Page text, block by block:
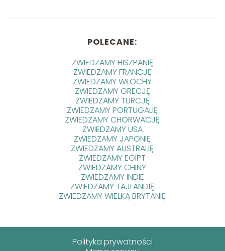
POLECANE:
ZWIEDZAMY HISZPANIĘ
ZWIEDZAMY FRANCJĘ
ZWIEDZAMY WŁOCHY
ZWIEDZAMY GRECJĘ
ZWIEDZAMY TURCJĘ
ZWIEDZAMY PORTUGALIĘ
ZWIEDZAMY CHORWACJĘ
ZWIEDZAMY USA
ZWIEDZAMY JAPONIĘ
ZWIEDZAMY AUSTRALIĘ
ZWIEDZAMY EGIPT
ZWIEDZAMY CHINY
ZWIEDZAMY INDIE
ZWIEDZAMY TAJLANDIĘ
ZWIEDZAMY WIELKĄ BRYTANIĘ
Polityka prywatności